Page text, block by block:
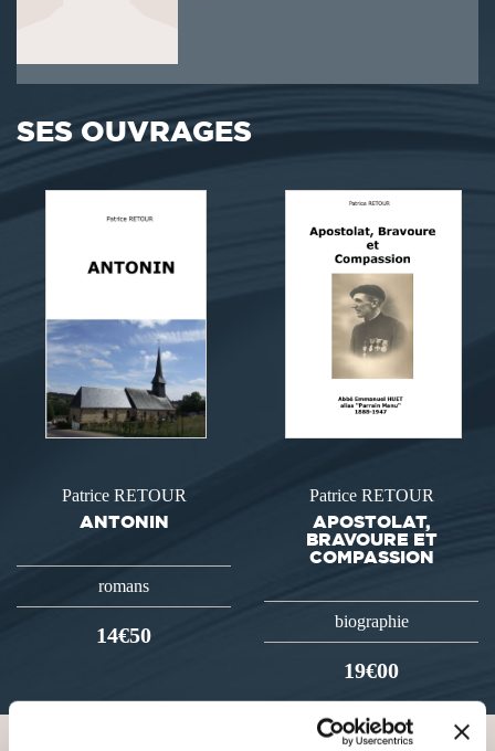
SES OUVRAGES
Patrice RETOUR
ANTONIN
romans
14€50
Patrice RETOUR
APOSTOLAT,
BRAVOURE ET
COMPASSION
biographie
19€00